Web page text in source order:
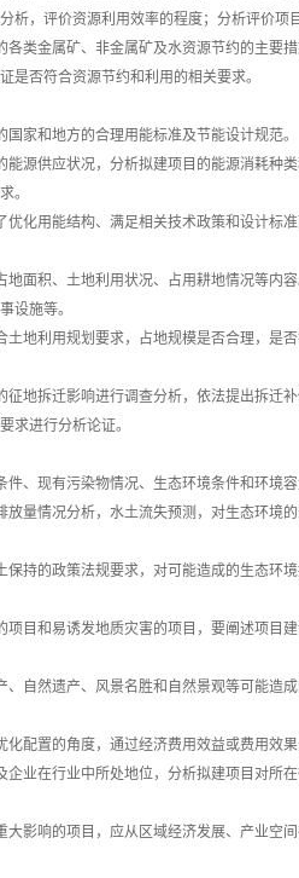
析，评价资源利用效率的程度；分析评价项
类金属矿、非金属矿及水资源节约的主要
是否符合资源节约和利用的相关要求。
家和地方的合理用能标准及节能设计规范。
源供应状况，分析拟建项目的能源消耗种
。
化用能结构、满足相关技术政策和设计标
面积、土地利用状况、占用耕地情况等内
设施等。
地利用规划要求，占地规模是否合理，是
地拆迁影响进行调查分析，依法提出拆迁
求进行分析论证。
、现有污染物情况、生态环境条件和环境容
量情况分析，水土流失预测，对生态环境
持的政策法规要求，对可能造成的生态环
目和易诱发地质灾害的项目，要阐述项目
自然遗产、风景名胜和自然景观等可能造成
配置的角度，通过经济费用效益或费用效
业在行业中所处地位，分析拟建项目对所
影响的项目，应从区域经济发展、产业空